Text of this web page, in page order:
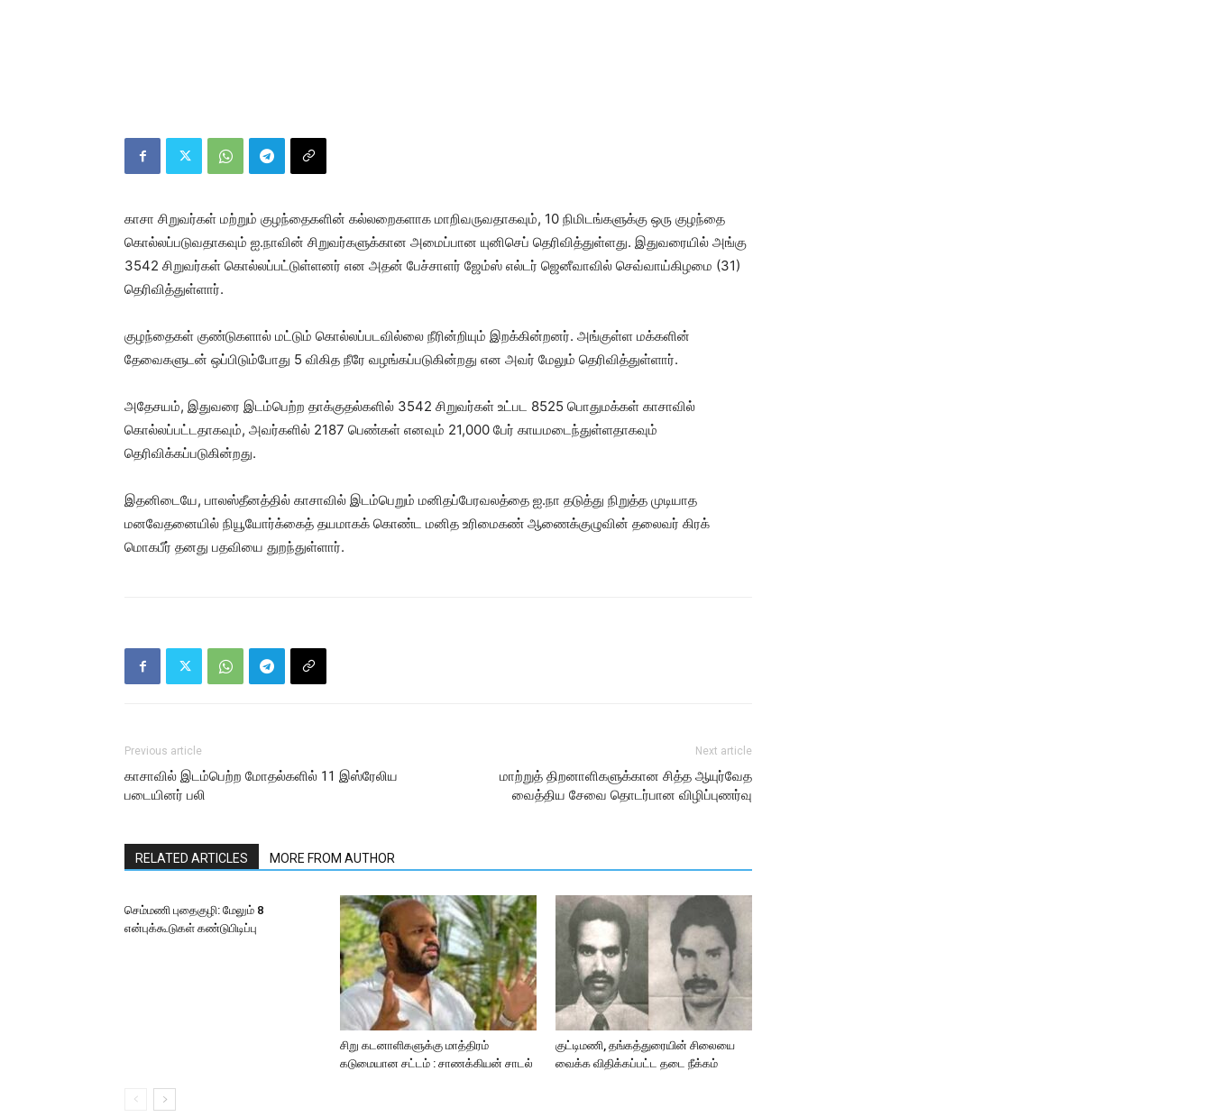
காசா சிறுவர்கள் மற்றும் குழந்தைகளின் கல்லறைகளாக மாறிவருவதாகவும், 10 நிமிடங்களுக்கு ஒரு குழந்தை
கொல்லப்படுவதாகவும் ஐ.நாவின் சிறுவர்களுக்கான அமைப்பான யுனிசெப் தெரிவித்துள்ளது. இதுவரையில் அங்கு
3542 சிறுவர்கள் கொல்லப்பட்டுள்ளனர் என அதன் பேச்சாளர் ஜேம்ஸ் எல்டர் ஜெனீவாவில் செவ்வாய்கிழமை (31)
தெரிவித்துள்ளார்.
குழந்தைகள் குண்டுகளால் மட்டும் கொல்லப்படவில்லை நீரின்றியும் இறக்கின்றனர். அங்குள்ள மக்களின்
தேவைகளுடன் ஒப்பிடும்போது 5 விகித நீரே வழங்கப்படுகின்றது என அவர் மேலும் தெரிவித்துள்ளார்.
அதேசயம், இதுவரை இடம்பெற்ற தாக்குதல்களில் 3542 சிறுவர்கள் உட்பட 8525 பொதுமக்கள் காசாவில்
கொல்லப்பட்டதாகவும், அவர்களில் 2187 பெண்கள் எனவும் 21,000 பேர் காயமடைந்துள்ளதாகவும்
தெரிவிக்கப்படுகின்றது.
இதனிடையே, பாலஸ்தீனத்தில் காசாவில் இடம்பெறும் மனிதப்பேரவலத்தை ஐ.நா தடுத்து நிறுத்த முடியாத
மனவேதனையில் நியூயோர்க்கைத் தயமாகக் கொண்ட மனித உரிமைகண் ஆணைக்குழுவின் தலைவர் கிரக்
மொகபீர் தனது பதவியை துறந்துள்ளார்.
Previous article
காசாவில் இடம்பெற்ற மோதல்களில் 11 இஸ்ரேலிய
படையினர் பலி
Next article
மாற்றுத் திறனாளிகளுக்கான சித்த ஆயுர்வேத
வைத்திய சேவை தொடர்பான விழிப்புணர்வு
RELATED ARTICLES MORE FROM AUTHOR
செம்மணி புதைகுழி: மேலும் 8
என்புக்கூடுகள் கண்டுபிடிப்பு
சிறு கடனாளிகளுக்கு மாத்திரம்
கடுமையான சட்டம் : சாணக்கியன் சாடல்
குட்டிமணி, தங்கத்துரையின் சிலையை
வைக்க விதிக்கப்பட்ட தடை நீக்கம்